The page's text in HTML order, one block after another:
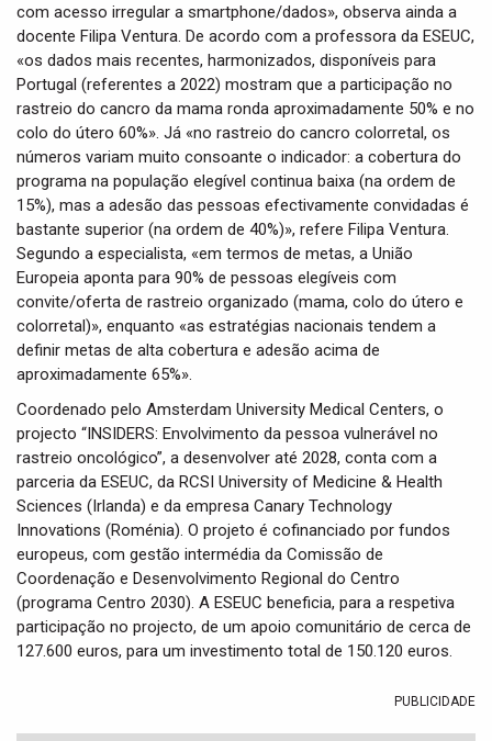
com acesso irregular a smartphone/dados», observa ainda a
docente Filipa Ventura. De acordo com a professora da ESEUC,
«os dados mais recentes, harmonizados, disponíveis para
Portugal (referentes a 2022) mostram que a participação no
rastreio do cancro da mama ronda aproximadamente 50% e no
colo do útero 60%». Já «no rastreio do cancro colorretal, os
números variam muito consoante o indicador: a cobertura do
programa na população elegível continua baixa (na ordem de
15%), mas a adesão das pessoas efectivamente convidadas é
bastante superior (na ordem de 40%)», refere Filipa Ventura.
Segundo a especialista, «em termos de metas, a União
Europeia aponta para 90% de pessoas elegíveis com
convite/oferta de rastreio organizado (mama, colo do útero e
colorretal)», enquanto «as estratégias nacionais tendem a
definir metas de alta cobertura e adesão acima de
aproximadamente 65%».
Coordenado pelo Amsterdam University Medical Centers, o
projecto “INSIDERS: Envolvimento da pessoa vulnerável no
rastreio oncológico”, a desenvolver até 2028, conta com a
parceria da ESEUC, da RCSI University of Medicine & Health
Sciences (Irlanda) e da empresa Canary Technology
Innovations (Roménia). O projeto é cofinanciado por fundos
europeus, com gestão intermédia da Comissão de
Coordenação e Desenvolvimento Regional do Centro
(programa Centro 2030). A ESEUC beneficia, para a respetiva
participação no projecto, de um apoio comunitário de cerca de
127.600 euros, para um investimento total de 150.120 euros.
PUBLICIDADE